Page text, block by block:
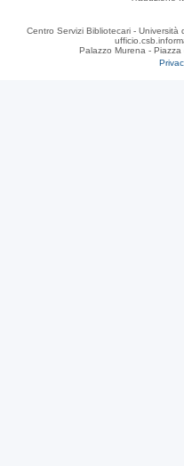
Centro Servizi Bibliotecari -
Palazzo Murena -